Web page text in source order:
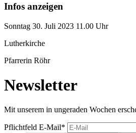
Infos anzeigen
Sonntag 30. Juli 2023 11.00 Uhr
Lutherkirche
Pfarrerin Röhr
Newsletter
Mit unserem in ungeraden Wochen
Pflichtfeld E-Mail*